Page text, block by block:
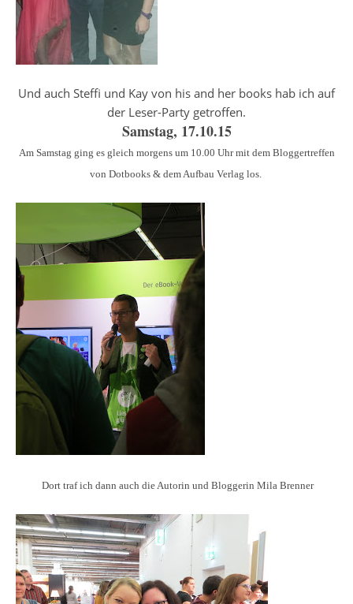
Und auch Steffi und Kay von his and her books hab ich auf
der Leser-Party getroffen.
Samstag, 17.10.15
Am Samstag ging es gleich morgens um 10.00 Uhr mit dem Bloggertreffen
von Dotbooks & dem Aufbau Verlag los.
Dort traf ich dann auch die Autorin und Bloggerin Mila Brenner